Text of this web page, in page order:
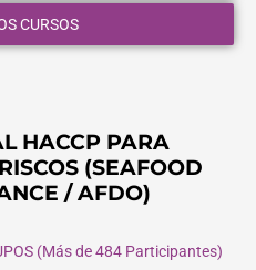
CURSOS
HACCP PARA
(SEAFOOD
/ AFDO)
(Más de 484 Participantes)